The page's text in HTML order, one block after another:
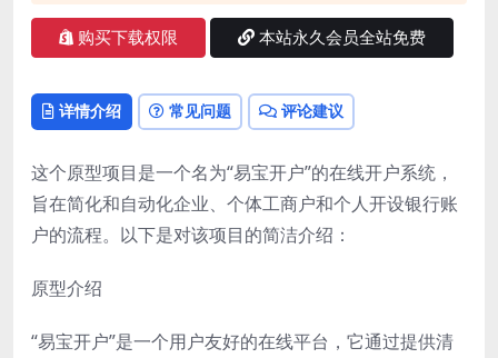
购买下载权限 本站永久会员全站免费
详情介绍 常见问题 评论建议
这个原型项目是一个名为“易宝开户”的在线开户系统，
旨在简化和自动化企业、个体工商户和个人开设银行账
户的流程。以下是对该项目的简洁介绍：
原型介绍
“易宝开户”是一个用户友好的在线平台，它通过提供清